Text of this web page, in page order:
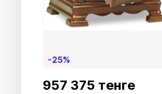
-25%
957 375 тенге